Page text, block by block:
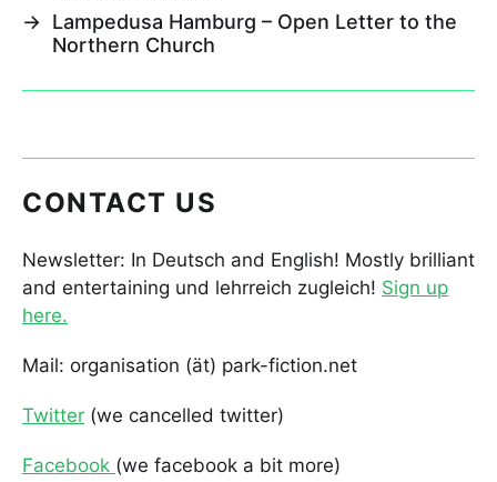
→ Lampedusa Hamburg – Open Letter to the
Northern Church
CONTACT US
Newsletter: In Deutsch and English! Mostly brilliant
and entertaining und lehrreich zugleich! Sign up
here.
Mail: organisation (ät) park-fiction.net
Twitter (we cancelled twitter)
Facebook (we facebook a bit more)